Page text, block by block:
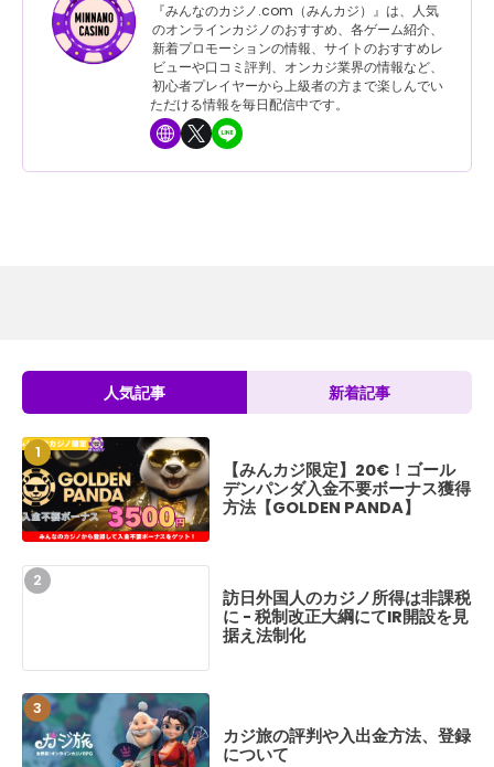
『みんなのカジノ.com（みんカジ）』は、人気
のオンラインカジノのおすすめ、各ゲーム紹介、
新着プロモーションの情報、サイトのおすすめレ
ビューや口コミ評判、オンカジ業界の情報など、
初心者プレイヤーから上級者の方まで楽しんでい
ただける情報を毎日配信中です。
人気記事
【みんカジ限定】20€！ゴール
デンパンダ入金不要ボーナス獲得
方法【GOLDEN PANDA】
訪日外国人のカジノ所得は非課税
に - 税制改正大綱にてIR開設を見
据え法制化
カジ旅の評判や入出金方法、登録
について
新着記事
Golden Panda
ンダ）の評判や
について
【みんカジ限定
デンパンダ入金
【実戦レポ】ク
かしのパチスロ